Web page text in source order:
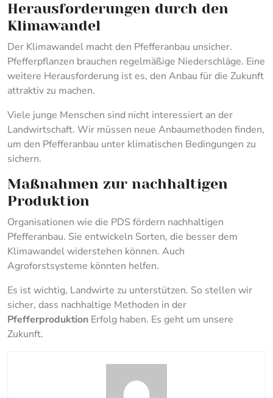
Herausforderungen durch den
Klimawandel
Der Klimawandel macht den Pfefferanbau unsicher.
Pfefferpflanzen brauchen regelmäßige Niederschläge. Eine
weitere Herausforderung ist es, den Anbau für die Zukunft
attraktiv zu machen.
Viele junge Menschen sind nicht interessiert an der
Landwirtschaft. Wir müssen neue Anbaumethoden finden,
um den Pfefferanbau unter klimatischen Bedingungen zu
sichern.
Maßnahmen zur nachhaltigen
Produktion
Organisationen wie die PDS fördern nachhaltigen
Pfefferanbau. Sie entwickeln Sorten, die besser dem
Klimawandel widerstehen können. Auch
Agroforstsysteme könnten helfen.
Es ist wichtig, Landwirte zu unterstützen. So stellen wir
sicher, dass nachhaltige Methoden in der
Pfefferproduktion Erfolg haben. Es geht um unsere
Zukunft.